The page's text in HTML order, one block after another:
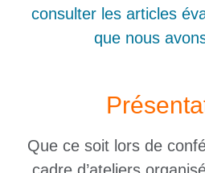
consulter les articles
que nous
Que ce soit lors de